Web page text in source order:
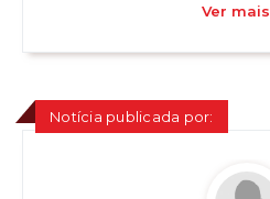
Ver mais
Notícia publicada por: